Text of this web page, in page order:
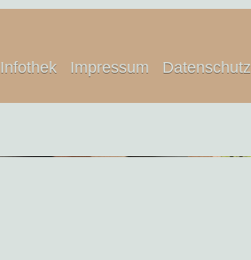
Infothek Impressum Datenschutz